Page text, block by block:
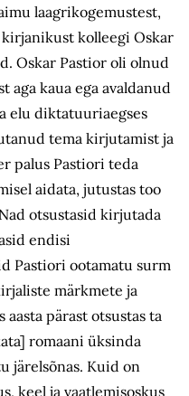
laagrikogemustest,
kolleegi Oskar
Oskar Pastior oli olnud
aga kaua ega avaldanud
elu diktatuuriaegses
tema kirjutamist ja
palus Pastiori teda
aidata, jutustas too
otsustasid kirjutada
endisi
Pastiori ootamatu surm
märkmete ja
pärast otsustas ta
romaani üksinda
järelsõnas. Kuid on
keel ja vaatlemisoskus